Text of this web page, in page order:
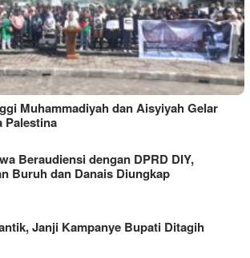
Muhammadiyah dan Aisyiyah Gelar
Palestina
Beraudiensi dengan DPRD DIY,
Buruh dan Danais Diungkap
Janji Kampanye Bupati Ditagih